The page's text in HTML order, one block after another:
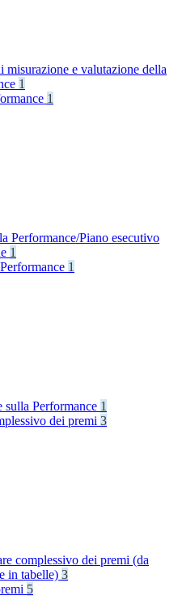
misurazione e valutazione della
1
1
Performance/Piano esecutivo
1
1
sulla Performance 1
dei premi 3
complessivo dei premi (da
in tabelle) 3
5